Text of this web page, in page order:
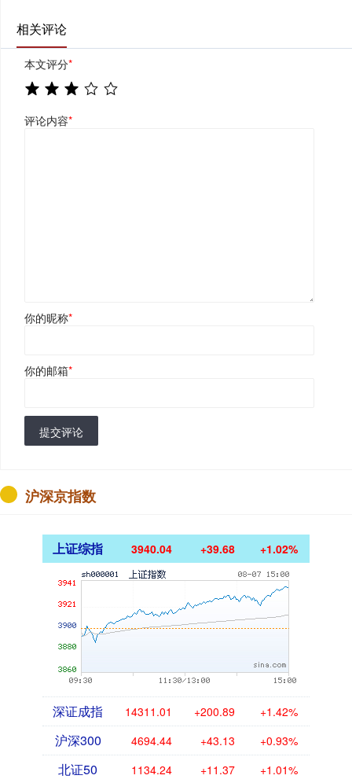
相关评论
本文评分*
评论内容*
你的昵称*
你的邮箱*
提交评论
沪深京指数
上证综指 3940.04 +39.68 +1.02%
深证成指 14311.01 +200.89 +1.42%
沪深300 4694.44 +43.13 +0.93%
北证50 1134.24 +11.37 +1.01%